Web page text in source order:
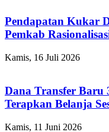
Pendapatan Kukar
Pemkab
Kamis, 16 Juli 2026
Dana Transfer Baru
Terapkan Belanja
Kamis, 11 Juni 2026